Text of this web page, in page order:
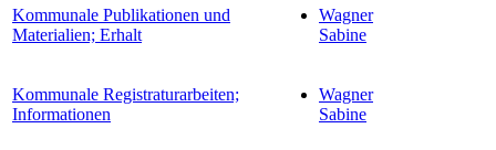
Kommunale Publikationen und
Materialien; Erhalt
Wagner
Sabine
Kommunale Registraturarbeiten;
Informationen
Wagner
Sabine